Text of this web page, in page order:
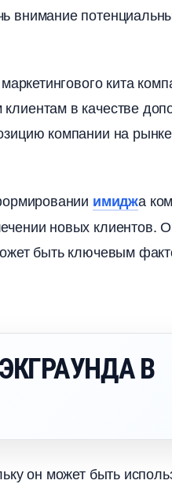
внимание
кита
в качестве
компании на
имиджа
новых клиентов.​
быть ключевым
он может быть